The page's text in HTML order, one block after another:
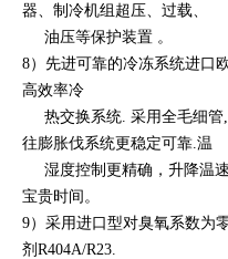
器、制冷机组超压、过载、
油压等保护装置 。
8）先进可靠的冷冻系统进口
高效率冷
热交换系统. 采用全毛细管,
往膨胀伐系统更稳定可靠.温
湿度控制更精确，升降温
宝贵时间。
9）采用进口型对臭氧系数为
剂R404A/R23.